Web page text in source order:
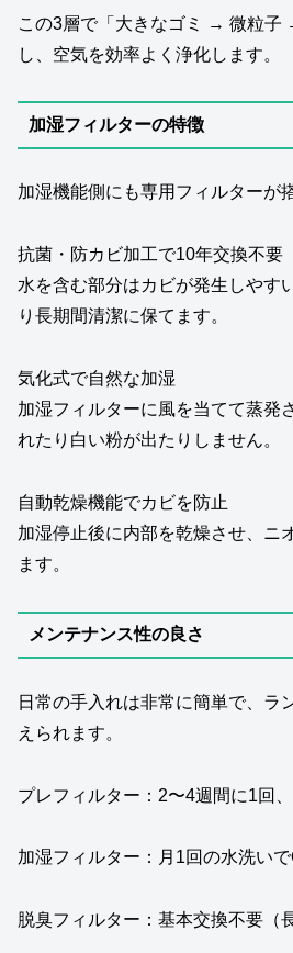
この3層で「大きなゴミ → 微粒子
し、空気を効率よく浄化します。
加湿フィルターの特徴
加湿機能側にも専用フィルターが
抗菌・防カビ加工で10年交換不要
水を含む部分はカビが発生しやす
り長期間清潔に保てます。
気化式で自然な加湿
加湿フィルターに風を当てて蒸発
れたり白い粉が出たりしません。
自動乾燥機能でカビを防止
加湿停止後に内部を乾燥させ、ニ
ます。
メンテナンス性の良さ
日常の手入れは非常に簡単で、ラ
えられます。
プレフィルター：2〜4週間に1回
加湿フィルター：月1回の水洗いで
脱臭フィルター：基本交換不要（